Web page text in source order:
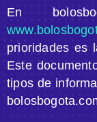
En
prioridades es
Este
tipos de